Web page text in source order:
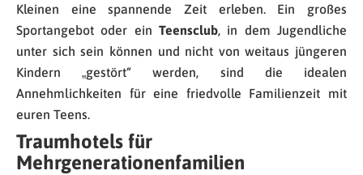
Kleinen eine spannende Zeit erleben. Ein großes
Sportangebot oder ein Teensclub, in dem Jugendliche
unter sich sein können und nicht von weitaus jüngeren
Kindern „gestört“ werden, sind die idealen
Annehmlichkeiten für eine friedvolle Familienzeit mit
euren Teens.
Traumhotels für
Mehrgenerationenfamilien